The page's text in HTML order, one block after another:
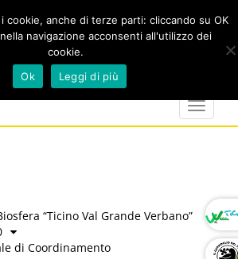
marker
calendar
Toggle
“Ticino Val Grande Verbano”
di Coordinamento
cookie, anche di terze parti: cliccando su OK
navigazione acconsenti all'utilizzo dei
cookie.
Ok
Leggi di più